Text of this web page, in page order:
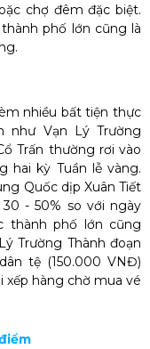
chợ đêm đặc biệt.
phố lớn cũng là
nhiều bất tiện thực
như Vạn Lý Trường
Trấn thường rơi vào
hai kỳ Tuần lễ vàng.
Quốc dịp Xuân Tiết
- 50% so với ngày
thành phố lớn cũng
Trường Thành đoạn
tệ (150.000 VNĐ)
xếp hàng chờ mua vé